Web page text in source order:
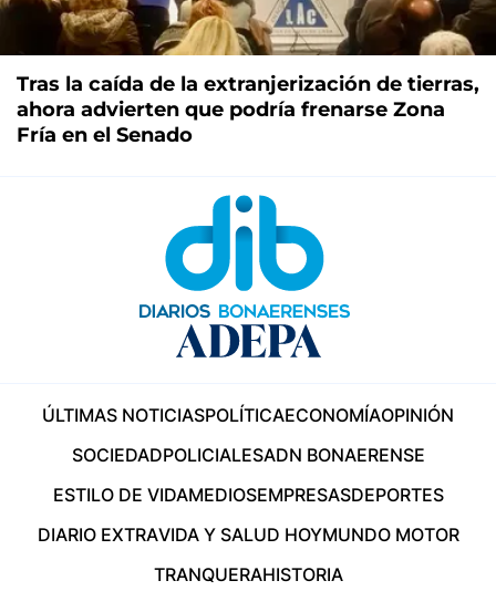
Tras la caída de la extranjerización de tierras,
ahora advierten que podría frenarse Zona
Fría en el Senado
ÚLTIMAS NOTICIASPOLÍTICAECONOMÍAOPINIÓN
SOCIEDADPOLICIALESADN BONAERENSE
ESTILO DE VIDAMEDIOSEMPRESASDEPORTES
DIARIO EXTRAVIDA Y SALUD HOYMUNDO MOTOR
TRANQUERAHISTORIA